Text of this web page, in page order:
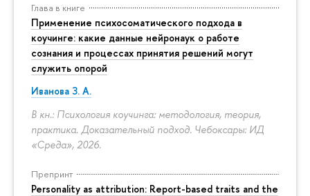
Глава в книге
Применение психосоматического подхода в
коучинге: какие данные нейронаук о работе
сознания и процессах принятия решений могут
служить опорой
Иванова З. А.
В кн.: Психология коучинга: методология, теория,
практика. Доказательный подход. Чебоксары: ИД
«Среда», 2026.
Препринт
Personality as attribution: Report-based traits and the